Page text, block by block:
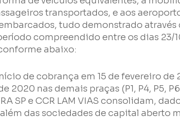
transportados, e aos
tudo demonstrado
compreendido entre os dias 23/
abaixo:
de cobrança em 15 de fevereiro de
2020 nas demais praças (P1, P4, P5, P6
SP e CCR LAM VIAS consolidam,
das sociedades de capital aberto